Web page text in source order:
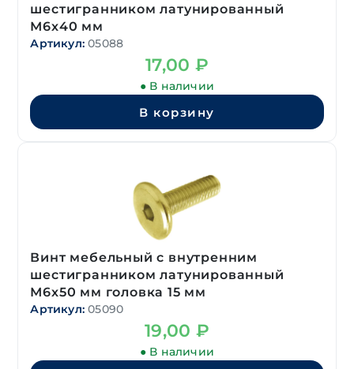
шестигранником латунированный
М6х40 мм
Артикул: 05088
17,00 ₽
● В наличии
В корзину
Винт мебельный с внутренним
шестигранником латунированный
М6х50 мм головка 15 мм
Артикул: 05090
19,00 ₽
● В наличии